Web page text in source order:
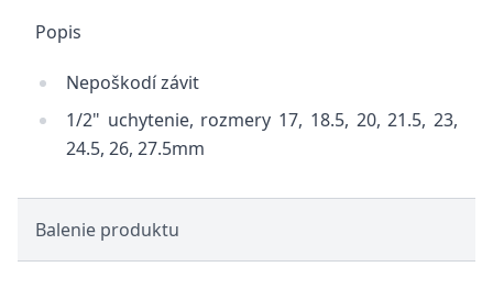
Popis
Nepoškodí závit
1/2" uchytenie, rozmery 17, 18.5, 20, 21.5, 23,
24.5, 26, 27.5mm
Balenie produktu